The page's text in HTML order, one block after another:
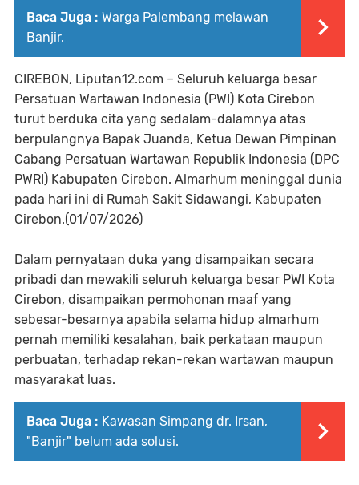
Baca Juga : Warga Palembang melawan
Banjir.
CIREBON, Liputan12.com – Seluruh keluarga besar
Persatuan Wartawan Indonesia (PWI) Kota Cirebon
turut berduka cita yang sedalam-dalamnya atas
berpulangnya Bapak Juanda, Ketua Dewan Pimpinan
Cabang Persatuan Wartawan Republik Indonesia (DPC
PWRI) Kabupaten Cirebon. Almarhum meninggal dunia
pada hari ini di Rumah Sakit Sidawangi, Kabupaten
Cirebon.(01/07/2026)
Dalam pernyataan duka yang disampaikan secara
pribadi dan mewakili seluruh keluarga besar PWI Kota
Cirebon, disampaikan permohonan maaf yang
sebesar-besarnya apabila selama hidup almarhum
pernah memiliki kesalahan, baik perkataan maupun
perbuatan, terhadap rekan-rekan wartawan maupun
masyarakat luas.
Baca Juga : Kawasan Simpang dr. Irsan,
"Banjir" belum ada solusi.